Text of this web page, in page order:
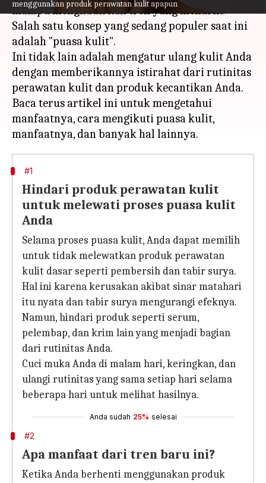
menggunakan produk perawatan kulit apapun
mampu menghadirkan tren yang menarik.
Salah satu konsep yang sedang populer saat ini
adalah "puasa kulit".
Ini tidak lain adalah mengatur ulang kulit Anda
dengan memberikannya istirahat dari rutinitas
perawatan kulit dan produk kecantikan Anda.
Baca terus artikel ini untuk mengetahui
manfaatnya, cara mengikuti puasa kulit,
#1
Hindari produk perawatan kulit
untuk melewati proses puasa kulit
Anda
Selama proses puasa kulit, Anda dapat memilih
untuk tidak melewatkan produk perawatan
kulit dasar seperti pembersih dan tabir surya.
Hal ini karena kerusakan akibat sinar matahari
itu nyata dan tabir surya mengurangi efeknya.
Namun, hindari produk seperti serum,
pelembap, dan krim lain yang menjadi bagian
dari rutinitas Anda.
Cuci muka Anda di malam hari, keringkan, dan
ulangi rutinitas yang sama setiap hari selama
beberapa hari untuk melihat hasilnya.
Anda sudah 25% selesai
#2
Apa manfaat dari tren baru ini?
Ketika Anda berhenti menggunakan produk